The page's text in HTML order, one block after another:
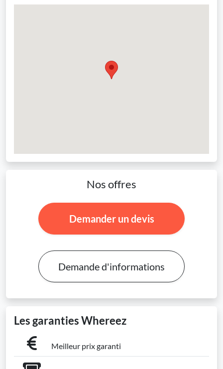
Nos offres
Demander un devis
Demande d'informations
Les garanties Whereez
Meilleur prix garanti